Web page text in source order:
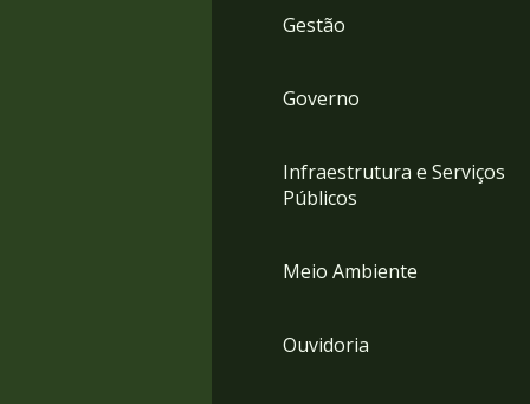
Gestão
Governo
Infraestrutura e Serviços
Públicos
Meio Ambiente
Ouvidoria